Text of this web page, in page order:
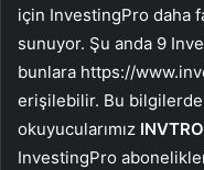
için InvestingPro daha
sunuyor. Şu anda 9
bunlara https://
erişilebilir. Bu
okuyucularımız
InvestingPro